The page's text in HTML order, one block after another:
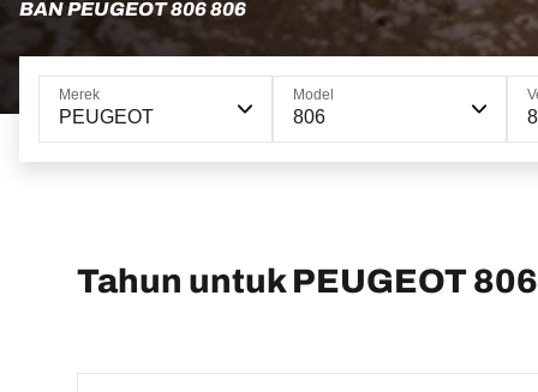
BAN PEUGEOT 806 806
Merek
PEUGEOT
Model
806
Tahun untuk PEUGEOT 806